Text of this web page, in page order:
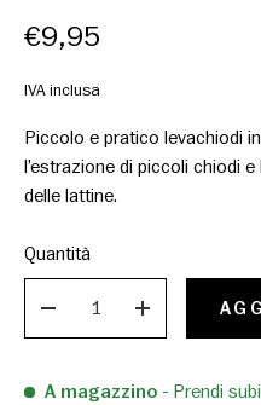
€9,95
IVA inclusa
Piccolo e pratico levachiodi
l’estrazione di piccoli chiodi
delle lattine.
Quantità
DIMINUISCIAUMENTA
A magazzino - Prendi